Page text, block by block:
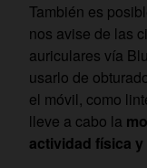
También es
nos avise de las
auriculares vía
usarlo de
el móvil, como
lleve a cabo la
actividad física y